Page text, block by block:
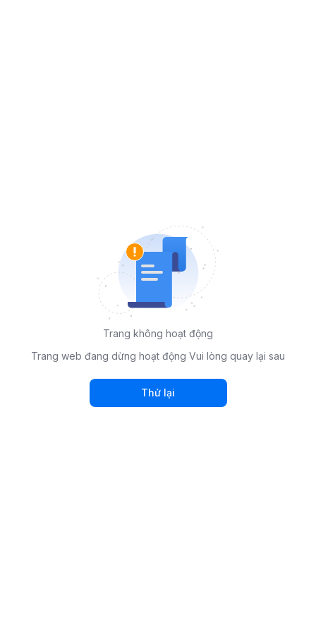
Trang không hoạt động
Trang web đang dừng hoạt động Vui lòng quay lại sau
Thử lại